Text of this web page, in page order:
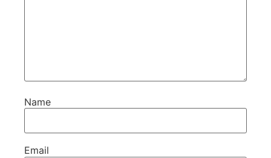
Name
Email